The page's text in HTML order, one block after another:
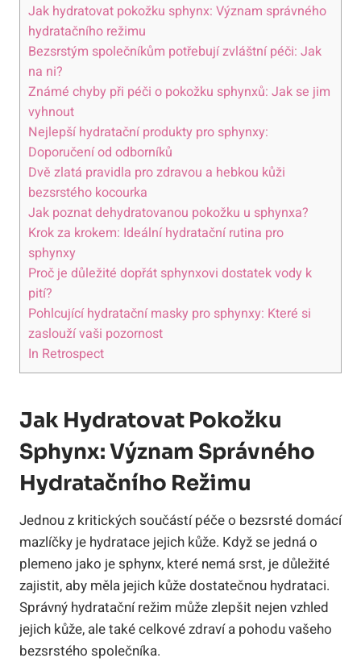
Jak hydratovat pokožku sphynx: Význam správného
hydratačního režimu
Bezsrstým společníkům potřebují zvláštní péči: Jak
na ni?
Známé chyby při péči o pokožku sphynxů: Jak se jim
vyhnout
Nejlepší hydratační produkty pro sphynxy:
Doporučení od odborníků
Dvě zlatá pravidla pro zdravou a hebkou kůži
bezsrstého kocourka
Jak poznat dehydratovanou pokožku u sphynxa?
Krok za krokem: Ideální hydratační rutina pro
sphynxy
Proč je důležité dopřát sphynxovi dostatek vody k
pití?
Pohlcující hydratační masky pro sphynxy: Které si
zaslouží vaši pozornost
In Retrospect
Jak Hydratovat Pokožku
Sphynx: Význam Správného
Hydratačního Režimu
Jednou z kritických součástí péče o bezsrsté domácí
mazlíčky je hydratace jejich kůže. Když se jedná o
plemeno jako je sphynx, které nemá srst, je důležité
zajistit, aby měla jejich kůže dostatečnou hydrataci.
Správný hydratační režim může zlepšit nejen vzhled
jejich kůže, ale také celkové zdraví a pohodu vašeho
bezsrstého společníka.